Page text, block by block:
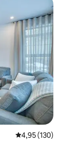
4,95 de
4,95 (130)